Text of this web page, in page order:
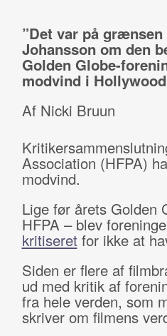
”Det var på
Johansson om den
Golden Globe-
modvind i
Af Nicki Bruun
Association (HFPA)
modvind.
Lige før årets Golden
HFPA – blev
kritiseretfor ikke at
Siden er flere af
ud med kritik af
fra hele verden, som
skriver om filmens